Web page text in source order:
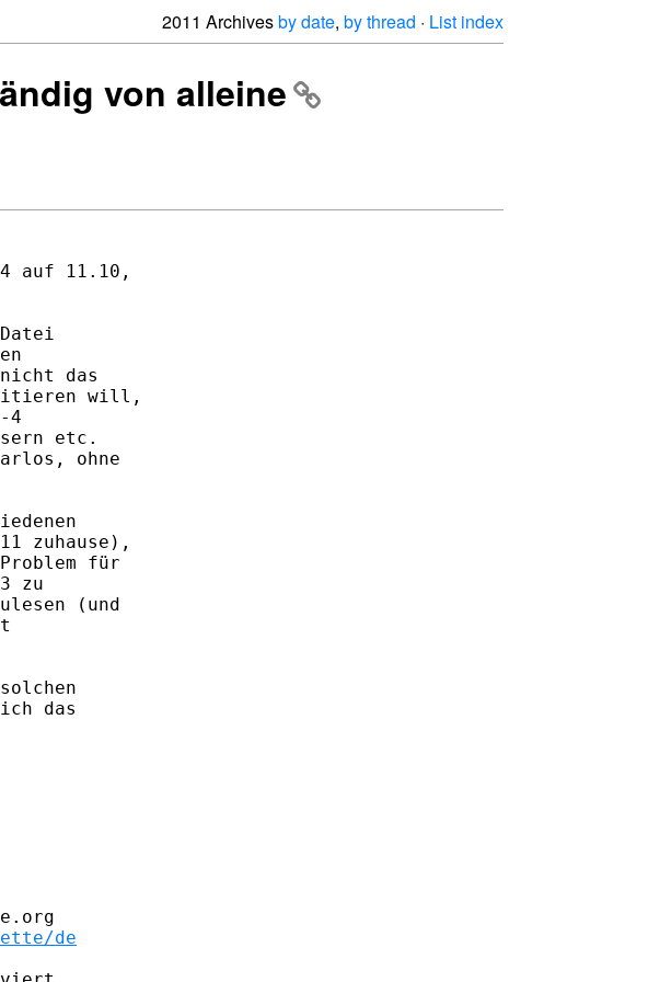
2011 Archivesby date, by thread · List index
von alleine
auf 11.10,
das
will,
4
etc.
ohne
zuhause),
für
zu
(und
das
de